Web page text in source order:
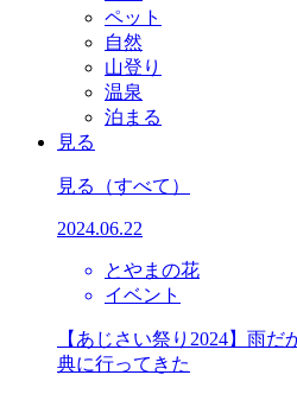
ペット
自然
山登り
温泉
泊まる
見る
見る （すべて）
2024.06.22
とやまの花
イベント
【あじさい祭り2024】雨
典に行ってきた